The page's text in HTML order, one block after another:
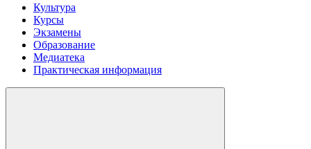
Культура
Курсы
Экзамены
Образование
Медиатека
Практическая информация